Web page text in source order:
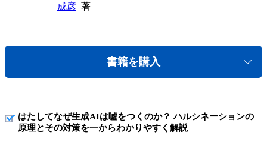
成彦 著
書籍を購入
はたしてなぜ生成AIは嘘をつくのか？ ハルシネーションの
原理とその対策を一からわかりやすく解説